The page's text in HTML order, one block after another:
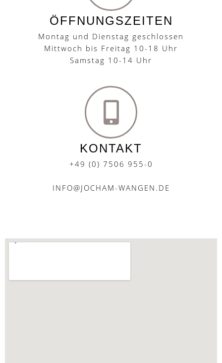
ÖFFNUNGSZEITEN
Montag und Dienstag geschlossen
Mittwoch bis Freitag 10-18 Uhr
Samstag 10-14 Uhr
KONTAKT
+49 (0) 7506 955-0
INFO@JOCHAM-WANGEN.DE